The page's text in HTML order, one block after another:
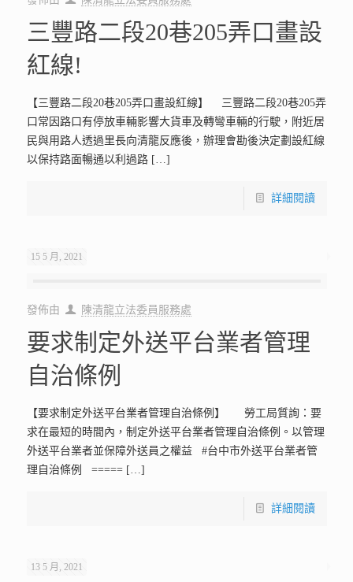
三豐路二段20巷205弄口畫設
紅線!
【三豐路二段20巷205弄口畫設紅線】 三豐路二段20巷205弄
口常因路口有停放車輛影響大貨車及轉彎車輛的行駛，附近居
民與用路人透過里長向清龍反應後，辦理會勘後決定劃設紅線
以保持路面暢通以利過路[…]
詳細閱讀
15 5 月, 2021
發佈由 陳清龍立法委員服務處
要求制定外送平台業者管理
自治條例
【要求制定外送平台業者管理自治條例】 勞工局質詢：要
求在最短的時間內，制定外送平台業者管理自治條例。以管理
外送平台業者並保障外送員之權益 #台中市外送平台業者管
理自治條例 =====[…]
詳細閱讀
13 5 月, 2021